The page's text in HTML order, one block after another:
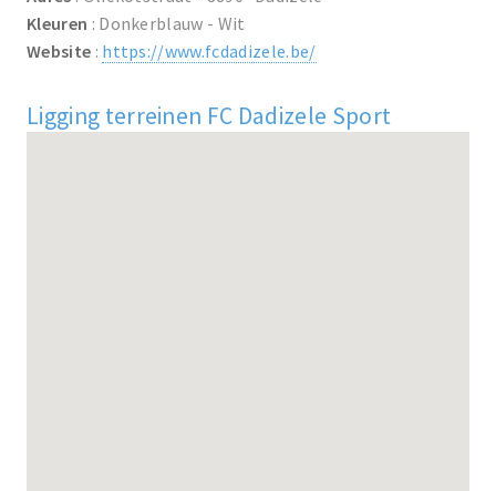
Kleuren : Donkerblauw - Wit
Website : https://www.fcdadizele.be/
Ligging terreinen FC Dadizele Sport